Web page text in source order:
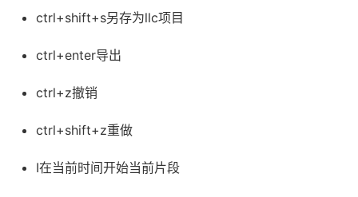
ctrl+shift+s另存为llc项目
ctrl+enter导出
ctrl+z撤销
ctrl+shift+z重做
I在当前时间开始当前片段